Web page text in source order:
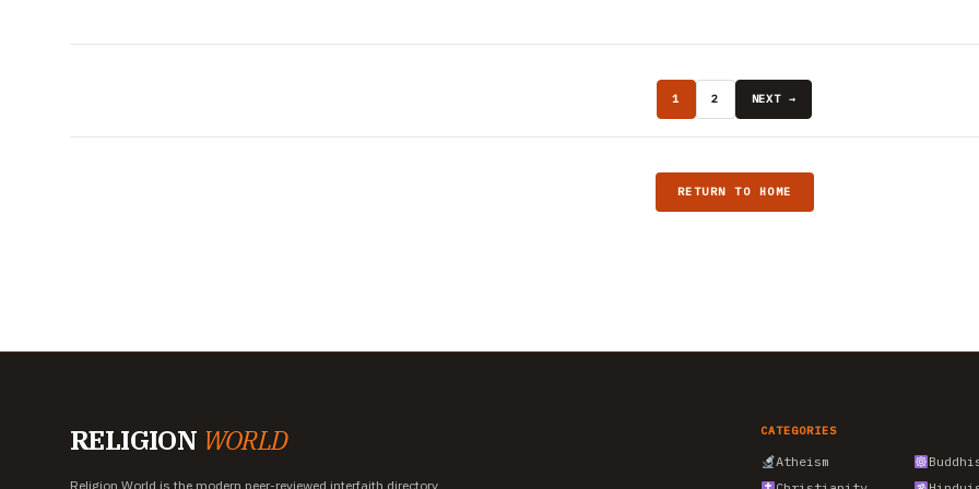
1 2 NEXT →
RETURN TO HOME
RELIGION WORLD
Religion World is the modern peer-reviewed interfaith directory
CATEGORIES
Atheism